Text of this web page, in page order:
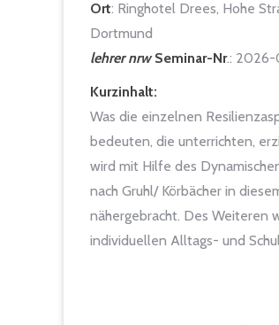
Ort: Ringhotel Drees, Hohe
Dortmund
lehrer nrwSeminar-Nr.: 2026-
Kurzinhalt:
Was die einzelnen
bedeuten, die unterrichten,
wird mit Hilfe des
nach Gruhl/ Körbächer in
nähergebracht. Des Weiteren
individuellen Alltags- und